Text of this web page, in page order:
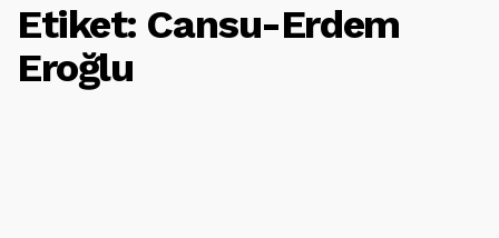
Etiket: Cansu-Erdem
Eroğlu